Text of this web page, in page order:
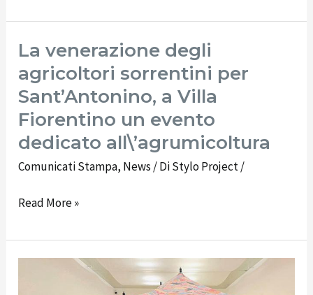
La venerazione degli
agricoltori sorrentini per
Sant’Antonino, a Villa
Fiorentino un evento
dedicato all\’agrumicoltura
Comunicati Stampa, News / DiStylo Project/
La
venerazione
degli
agricoltori
sorrentini
per
Sant’Antonino,
Villa
un
Read More »